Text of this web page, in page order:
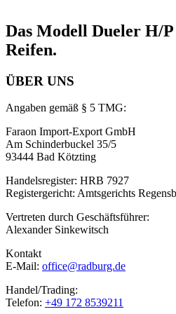
Das Modell Dueler H/
Reifen.
ÜBER UNS
Angaben gemäß § 5 TMG:
Faraon Import-Export GmbH
Am Schinderbuckel 35/5
93444 Bad Kötzting
Handelsregister: HRB 7927
Registergericht: Amtsgerichts
Vertreten durch Geschäftsführer:
Alexander Sinkewitsch
Kontakt
E-Mail: office@radburg.de
Handel/Trading:
Telefon: +49 172 8539211